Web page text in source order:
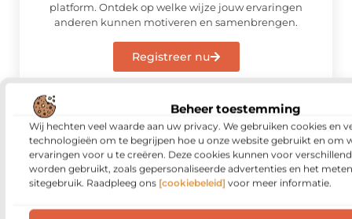
Beheer toestemming
Wij hechten veel waarde aan uw privacy. We gebruiken cookies en
technologieën om te begrijpen hoe u onze website gebruikt en om
ervaringen voor u te creëren. Deze cookies kunnen voor
worden gebruikt, zoals gepersonaliseerde advertenties en het
sitegebruik. Raadpleeg ons [cookiebeleid] voor meer informatie.
platform. Ontdek op welke wijze jouw ervaringen
anderen kunnen motiveren en samenbrengen.
Registreer nu
Gerelateerde berichtendie u niet mag
missen